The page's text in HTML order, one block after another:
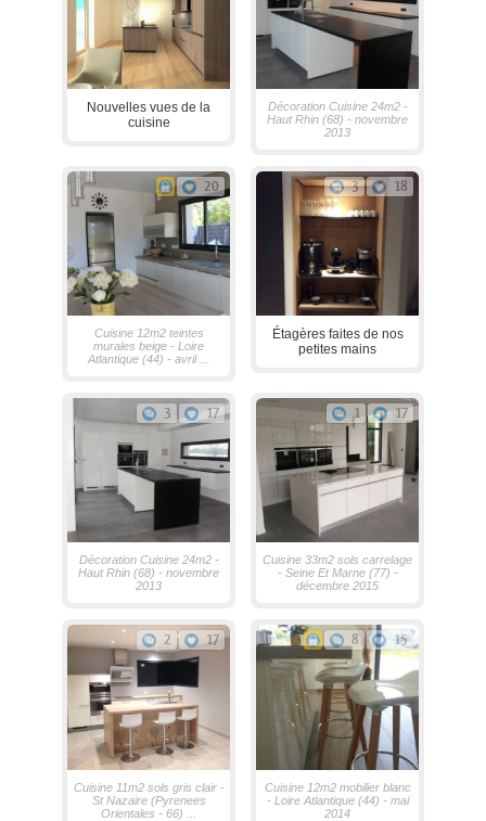
Nouvelles vues de la
cuisine
Décoration Cuisine 24m2 -
Haut Rhin (68) - novembre
2013
20
Cuisine 12m2 teintes
murales beige - Loire
Atlantique (44) - avril ...
3 18
Étagères faites de nos
petites mains
3 17
Décoration Cuisine 24m2 -
Haut Rhin (68) - novembre
2013
1 17
Cuisine 33m2 sols carrelage
- Seine Et Marne (77) -
décembre 2015
2 17
Cuisine 11m2 sols gris clair -
St Nazaire (Pyrenees
Orientales - 66) ...
8 15
Cuisine 12m2 mobilier blanc
- Loire Atlantique (44) - mai
2014